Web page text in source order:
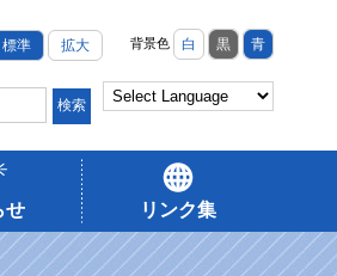
標準 拡大 背景色 白 黒 青
せ リンク集